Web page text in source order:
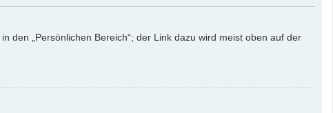
den „Persönlichen Bereich“; der Link dazu wird meist oben auf der